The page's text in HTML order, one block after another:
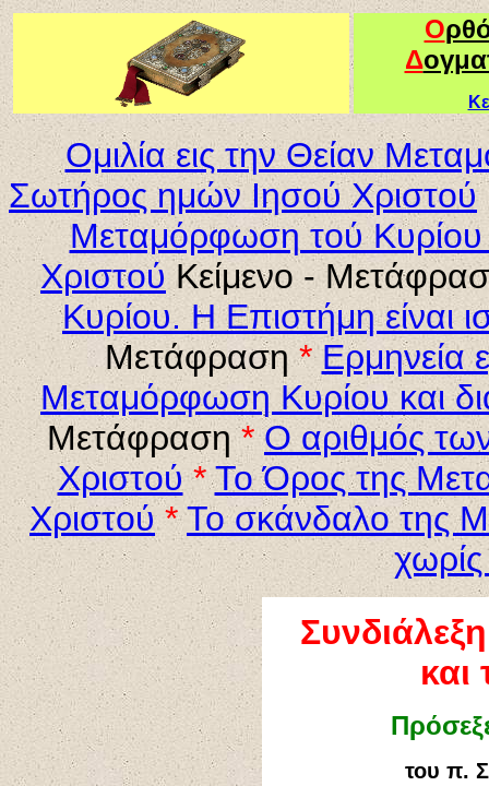
Ο
Δ
Ομιλία εις την Θείαν
Σωτήρος ημών Ιησού Χριστού
Μεταμόρφωση τού Κυρίου
Χριστού Κείμενο -
Κυρίου. Η Επιστήμη είναι
Μετάφραση*Ερμηνεία
Μεταμόρφωση Κυρίου και
Μετάφραση* Ο αριθμός
Χριστού* Το Όρος της
Χριστού* Το σκάνδαλο της
και
του π.